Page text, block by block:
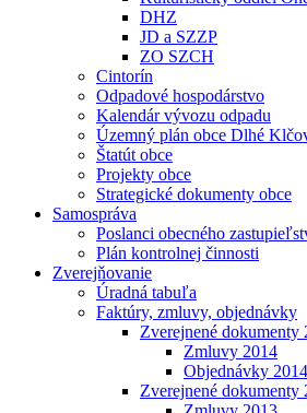
DHZ
JD a SZZP
ZO SZCH
Cintorín
Odpadové hospodárstvo
Kalendár vývozu odpadu
Územný plán obce Dlhé
Štatút obce
Projekty obce
Strategické dokumenty obce
Samospráva
Poslanci obecného
Plán kontrolnej činnosti
Zverejňovanie
Úradná tabuľa
Faktúry, zmluvy, objednávky
Zverejnené dokumenty
Zmluvy 2014
Objednávky 2014
Zverejnené dokumenty